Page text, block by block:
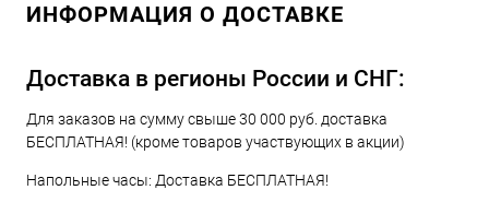
ИНФОРМАЦИЯ О ДОСТАВКЕ
Доставка в регионы России и СНГ:
Для заказов на сумму свыше 30 000 руб. доставка
БЕСПЛАТНАЯ! (кроме товаров участвующих в акции)
Напольные часы: Доставка БЕСПЛАТНАЯ!